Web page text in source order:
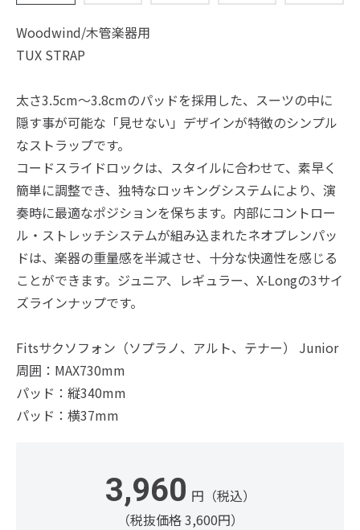
Woodwind/木管楽器用
TUX STRAP
太さ3.5cm～3.8cmのパッドを採用した、スーツの中に
隠す事が可能な「見せない」デザインが特徴のシンプル
なストラップです。
コードスライドロックは、スタイルに合わせて、素早く
簡単に調整でき、独特なロッキングシステムにより、演
奏時に最適なポジションを保ちます。内部にコントロー
ル・ストレッチシステムが組み込まれたネオプレンパッ
ドは、楽器の重量感を半減させ、十分な快適性を感じる
ことができます。ジュニア、レギュラー、X-Longの3サイ
ズラインナップです。
Fitsサクソフォン（ソプラノ、アルト、テナー） Junior
周囲：MAX730mm
パッド：縦340mm
パッド：横37mm
3,960 円（税込）
（税抜価格 3,600円）